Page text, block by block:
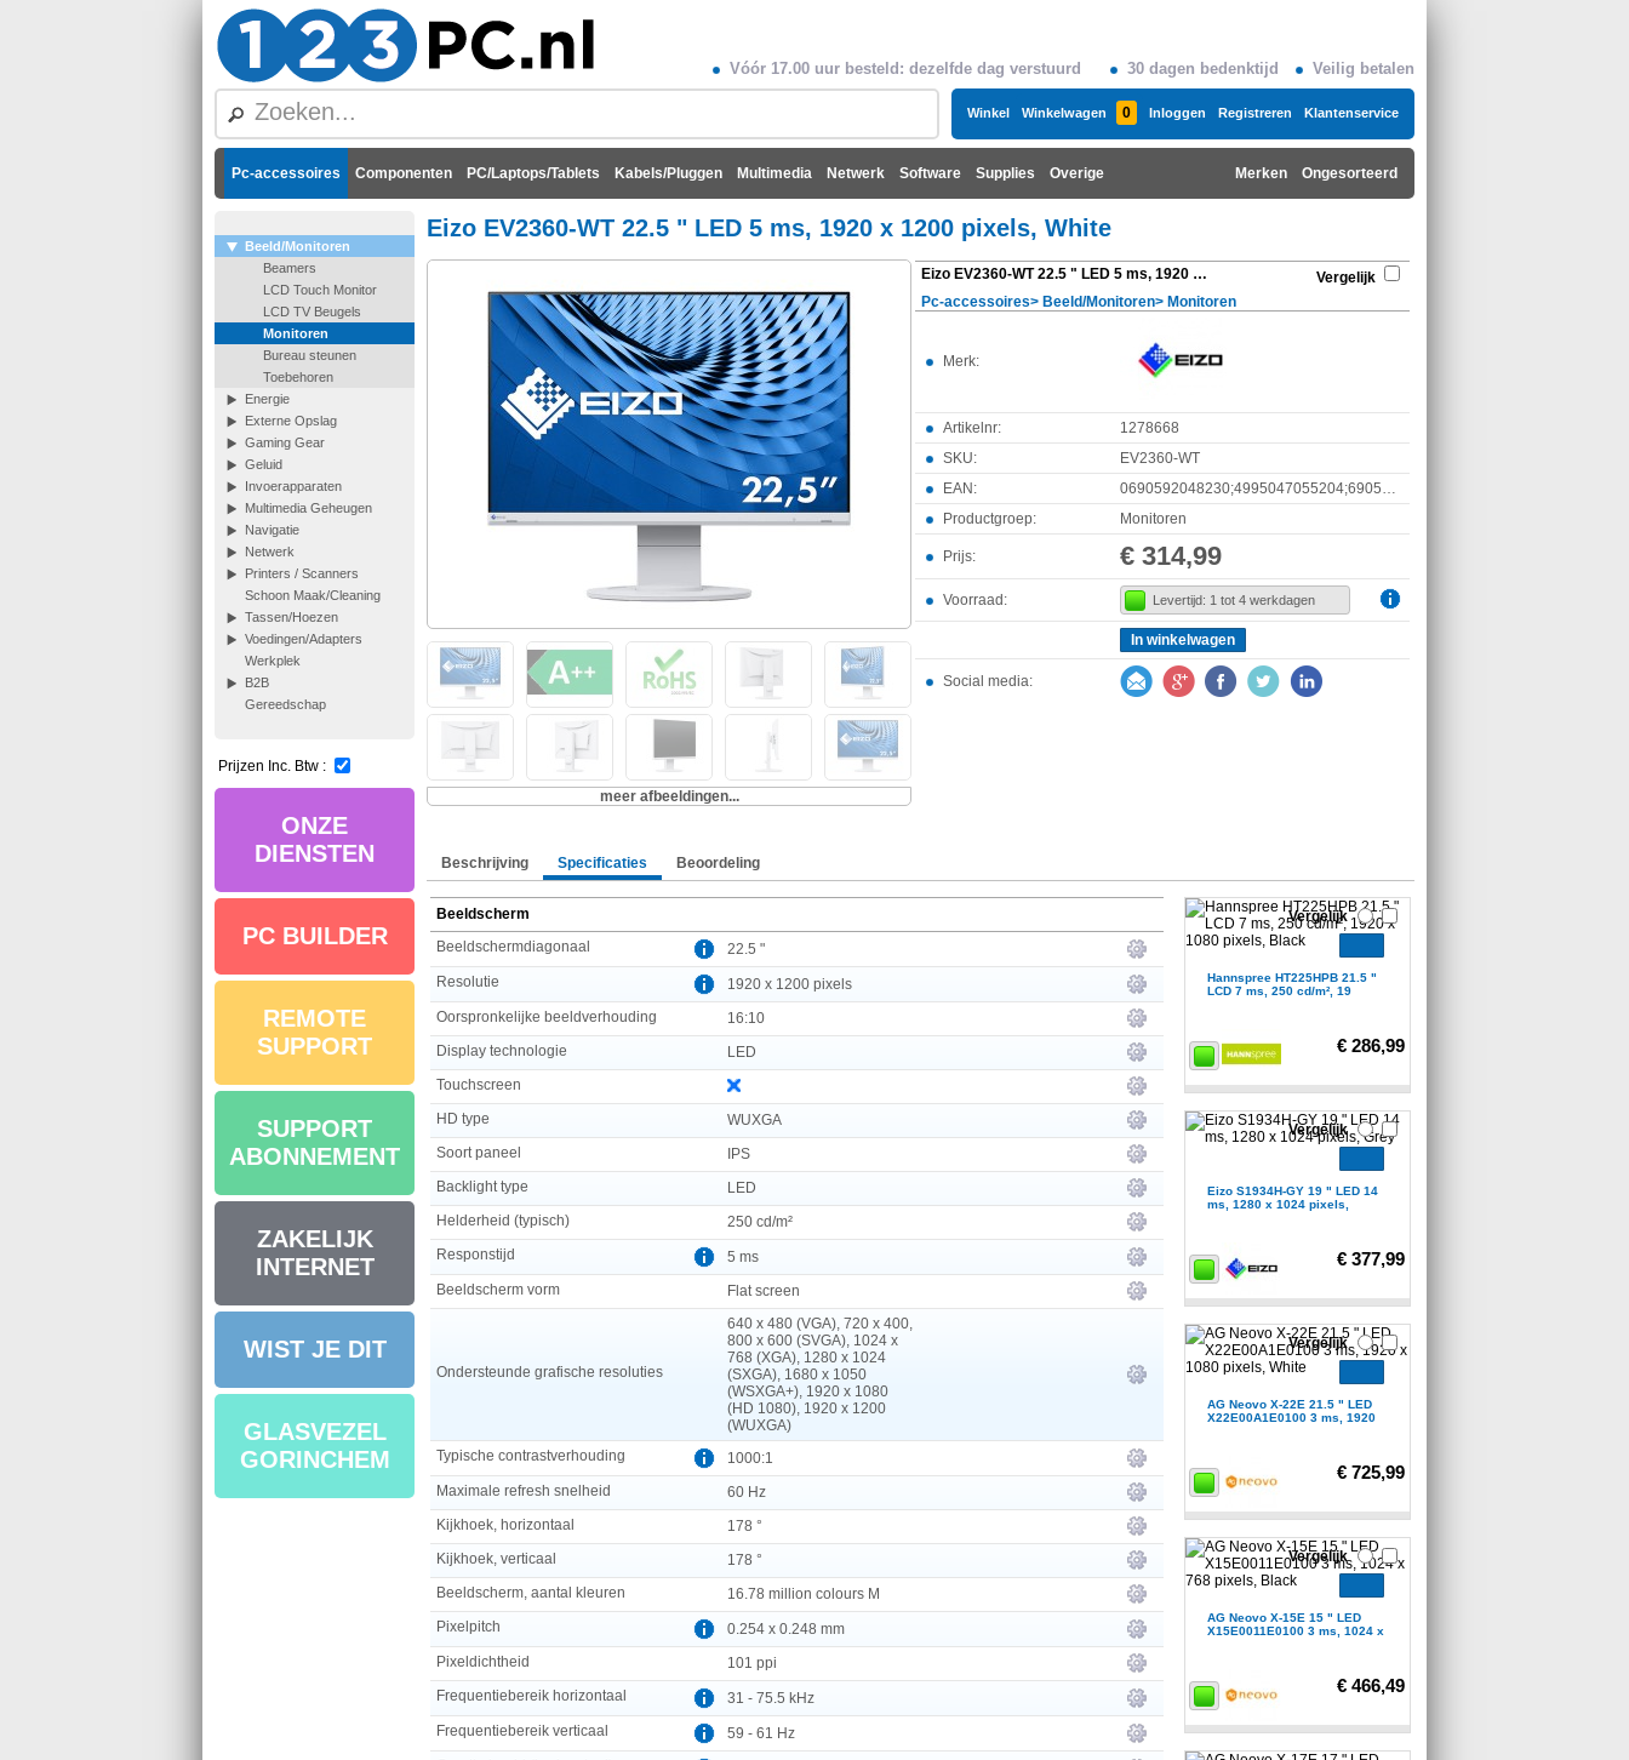
Vóór 17.00 uur besteld: dezelfde dag verstuurd 30 dagen bedenktijd Veilig betalen
Winkel Winkelwagen 0 Inloggen Registreren Klantenservice
Pc-accessoires Componenten PC/Laptops/Tablets Kabels/Pluggen Multimedia Netwerk Software Supplies Overige Ongesorteerd
Merken
Beeld/Monitoren
Beamers
LCD Touch Monitor
LCD TV Beugels
Monitoren
Bureau steunen
Toebehoren
Energie
Externe Opslag
Gaming Gear
Geluid
Invoerapparaten
Multimedia Geheugen
Navigatie
Netwerk
Printers / Scanners
Schoon Maak/Cleaning
Tassen/Hoezen
Voedingen/Adapters
Werkplek
B2B
Gereedschap
Prijzen Inc. Btw :
ONZE
DIENSTEN
PC BUILDER
REMOTE
SUPPORT
SUPPORT
ABONNEMENT
ZAKELIJK
INTERNET
WIST JE DIT
GLASVEZEL
GORINCHEM
Eizo EV2360-WT 22.5 " LED 5 ms, 1920 x 1200 pixels, White
meer afbeeldingen...
Eizo EV2360-WT 22.5 " LED 5 ms, 1920 x 1200 pixels, White
Vergelijk
Pc-accessoires> Beeld/Monitoren> Monitoren
Merk:
Artikelnr:
1278668
SKU:
EV2360-WT
EAN:
Productgroep:
Monitoren
Prijs: € 314,99
Voorraad: Levertijd: 1 tot 4 werkdagen
In winkelwagen
Social media:
Beschrijving Specificaties Beoordeling
Beeldscherm
Beeldschermdiagonaal
22.5 "
Resolutie
1920 x 1200 pixels
Oorspronkelijke beeldverhouding
16:10
Display technologie
LED
Touchscreen
HD type
WUXGA
Soort paneel
IPS
Backlight type
LED
Helderheid (typisch)
250 cd/m²
Responstijd
5 ms
Beeldscherm vorm
Flat screen
Ondersteunde grafische resoluties
640 x 480 (VGA), 720 x 400,
800 x 600 (SVGA), 1024 x
768 (XGA), 1280 x 1024
(SXGA), 1680 x 1050
(WSXGA+), 1920 x 1080
(HD 1080), 1920 x 1200
(WUXGA)
Typische contrastverhouding
1000:1
Maximale refresh snelheid
60 Hz
Kijkhoek, horizontaal
178 °
Kijkhoek, verticaal
178 °
Beeldscherm, aantal kleuren
16.78 million colours M
Pixelpitch
0.254 x 0.248 mm
Pixeldichtheid
101 ppi
Frequentiebereik horizontaal
31 - 75.5 kHz
Frequentiebereik verticaal
59 - 61 Hz
Hannspree HT225HPB 21.5 "
LCD 7 ms, 250 cd/m², 19
€ 286,99
Vergelijk
Eizo S1934H-GY 19 " LED 14
ms, 1280 x 1024 pixels,
€ 377,99
Vergelijk
AG Neovo X-22E 21.5 " LED
X22E00A1E0100 3 ms, 1920
€ 725,99
Vergelijk
AG Neovo X-15E 15 " LED
X15E0011E0100 3 ms, 1024 x
€ 466,49
Vergelijk